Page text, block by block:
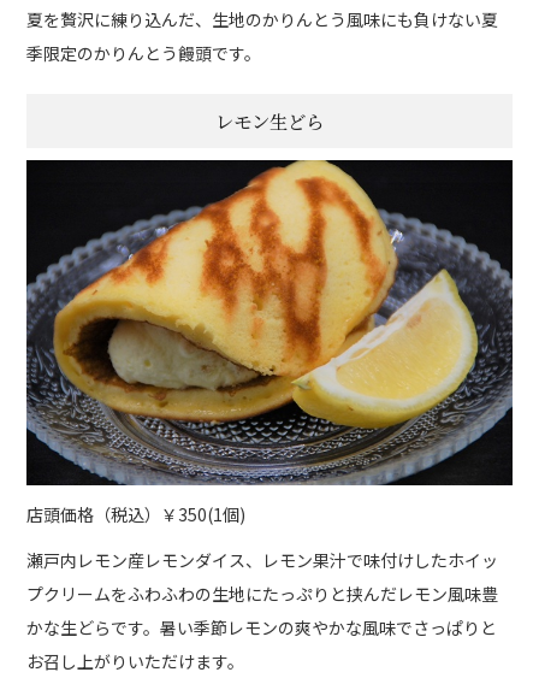
夏を贅沢に練り込んだ、生地のかりんとう風味にも負けない夏
季限定のかりんとう饅頭です。
レモン生どら
店頭価格（税込）￥350(1個)
瀬戸内レモン産レモンダイス、レモン果汁で味付けしたホイッ
プクリームをふわふわの生地にたっぷりと挟んだレモン風味豊
かな生どらです。暑い季節レモンの爽やかな風味でさっぱりと
お召し上がりいただけます。